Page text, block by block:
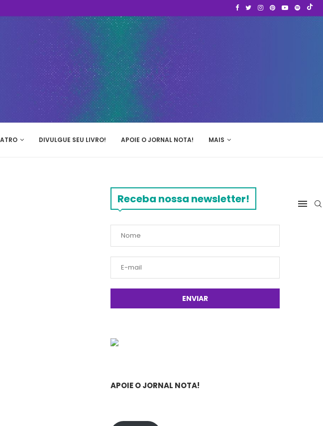
DIVULGUE SEU LIVRO! APOIE O JORNAL NOTA! MAIS
Receba nossa newsletter!
APOIE O JORNAL NOTA!